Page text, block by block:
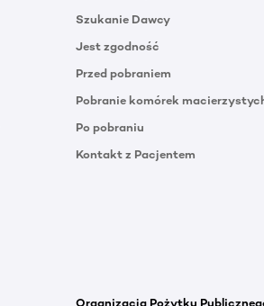
Szukanie Dawcy
Jest zgodność
Przed pobraniem
Pobranie komórek
Po pobraniu
Kontakt z Pacjentem
Organizacja Pożytku